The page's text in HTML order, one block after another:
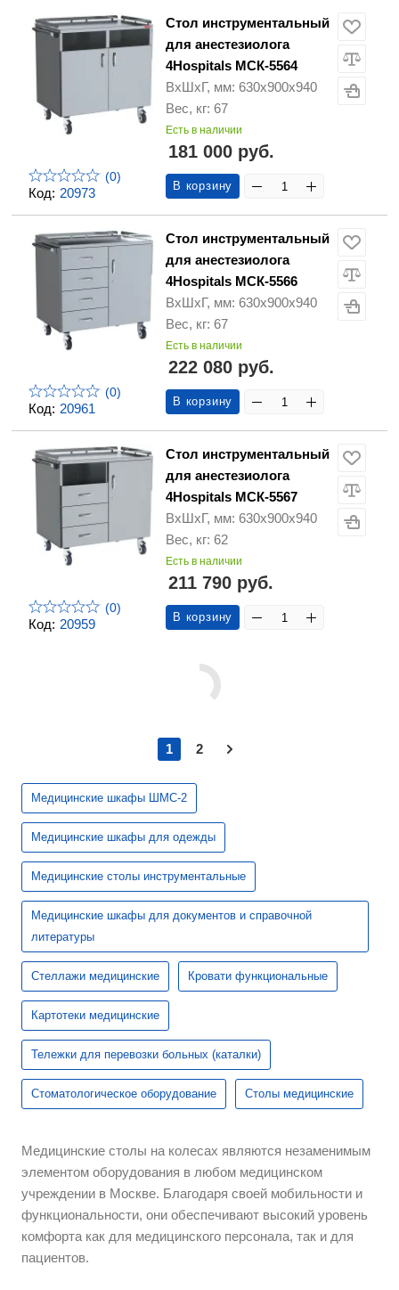
Код: 20973
(0)
Стол инструментальный
для анестезиолога
4Hospitals МСК-5564
ВхШхГ, мм: 630х900х940
Вес, кг: 67
Есть в наличии
181 000 руб.
В корзину
Код: 20961
(0)
Стол инструментальный
для анестезиолога
4Hospitals МСК-5566
ВхШхГ, мм: 630х900х940
Вес, кг: 67
Есть в наличии
222 080 руб.
В корзину
Код: 20959
(0)
Стол инструментальный
для анестезиолога
4Hospitals МСК-5567
ВхШхГ, мм: 630х900х940
Вес, кг: 62
Есть в наличии
211 790 руб.
В корзину
1 2
Медицинские шкафы ШМС-2
Медицинские шкафы для одежды
Медицинские столы инструментальные
Медицинские шкафы для документов и справочной
литературы
Стеллажи медицинские Кровати функциональные
Картотеки медицинские
Тележки для перевозки больных (каталки)
Стоматологическое оборудование Столы медицинские
Медицинские столы на колесах являются незаменимым
элементом оборудования в любом медицинском
учреждении в Москве. Благодаря своей мобильности и
функциональности, они обеспечивают высокий уровень
комфорта как для медицинского персонала, так и для
пациентов.